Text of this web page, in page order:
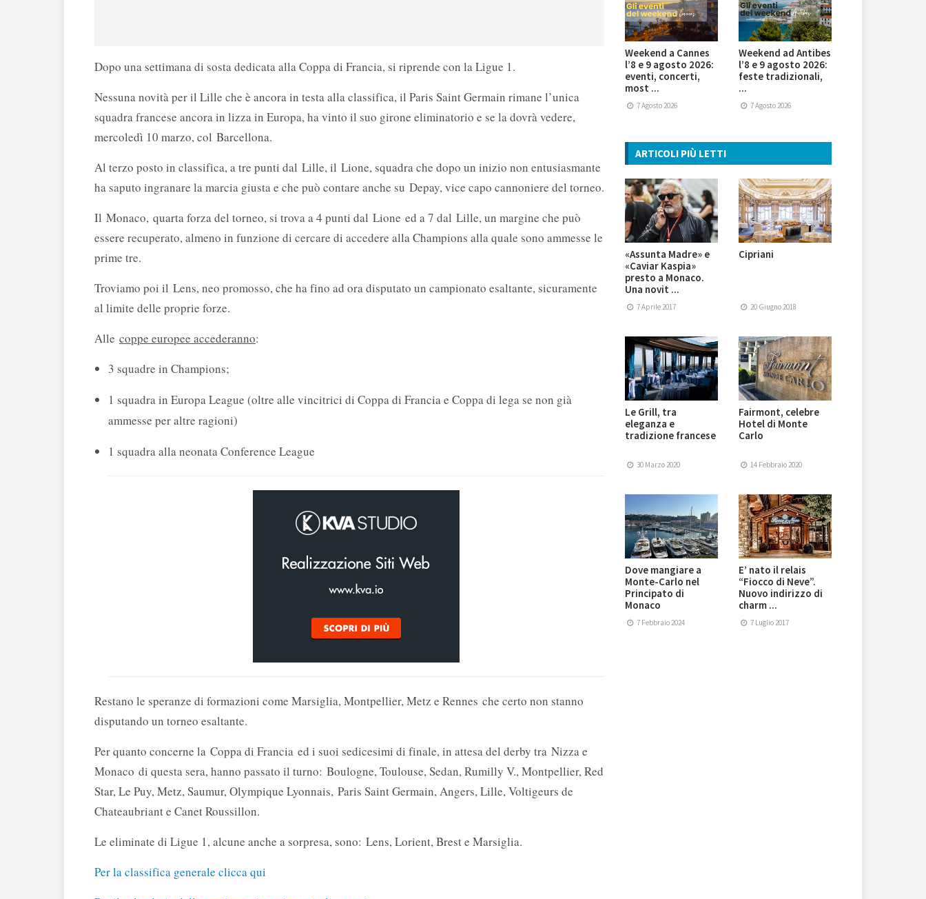
Dopo una settimana di sosta dedicata alla Coppa di Francia, si riprende con la Ligue 1.
Nessuna novità per il Lille che è ancora in testa alla classifica, il Paris Saint Germain rimane l’unica
squadra francese ancora in lizza in Europa, ha vinto il suo girone eliminatorio e se la dovrà vedere,
mercoledì 10 marzo, col Barcellona.
Al terzo posto in classifica, a tre punti dal Lille, il Lione, squadra che dopo un inizio non entusiasmante
ha saputo ingranare la marcia giusta e che può contare anche su Depay, vice capo cannoniere del torneo.
Il Monaco, quarta forza del torneo, si trova a 4 punti dal Lione ed a 7 dal Lille, un margine che può
essere recuperato, almeno in funzione di cercare di accedere alla Champions alla quale sono ammesse le
prime tre.
Troviamo poi il Lens, neo promosso, che ha fino ad ora disputato un campionato esaltante, sicuramente
al limite delle proprie forze.
Alle coppe europee accederanno:
3 squadre in Champions;
1 squadra in Europa League (oltre alle vincitrici di Coppa di Francia e Coppa di lega se non già
ammesse per altre ragioni)
1 squadra alla neonata Conference League
Restano le speranze di formazioni come Marsiglia, Montpellier, Metz e Rennes che certo non stanno
disputando un torneo esaltante.
Per quanto concerne la Coppa di Francia ed i suoi sedicesimi di finale, in attesa del derby tra Nizza e
Monaco di questa sera, hanno passato il turno: Boulogne, Toulouse, Sedan, Rumilly V., Montpellier, Red
Star, Le Puy, Metz, Saumur, Olympique Lyonnais, Paris Saint Germain, Angers, Lille, Voltigeurs de
Chateaubriant e Canet Roussillon.
Le eliminate di Ligue 1, alcune anche a sorpresa, sono: Lens, Lorient, Brest e Marsiglia.
Per la classifica generale clicca qui
Weekend a Cannes
l’8 e 9 agosto 2026:
eventi, concerti,
most ...
7 Agosto 2026
Weekend ad Antibes
l’8 e 9 agosto 2026:
feste tradizionali,
...
7 Agosto 2026
ARTICOLI PIÙ LETTI
«Assunta Madre» e
«Caviar Kaspia»
presto a Monaco.
Una novit ...
7 Aprile 2017
Cipriani
20 Giugno 2018
Le Grill, tra
eleganza e
tradizione francese
30 Marzo 2020
Fairmont, celebre
Hotel di Monte
Carlo
14 Febbraio 2020
Dove mangiare a
Monte-Carlo nel
Principato di
Monaco
7 Febbraio 2024
E’ nato il relais
“Fiocco di Neve”.
Nuovo indirizzo di
charm ...
7 Luglio 2017